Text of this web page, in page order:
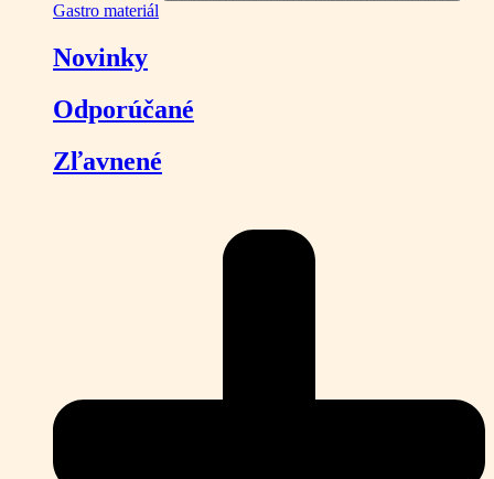
Gastro materiál
Novinky
Odporúčané
Zľavnené